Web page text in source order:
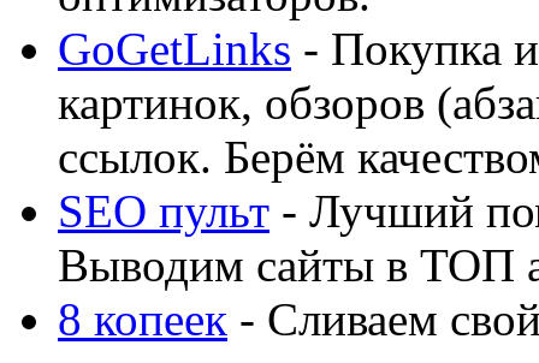
GoGetLinks - Покупка
картинок, обзоров
ссылок. Берём
SEO пульт - Лучший
Выводим сайты в ТОП
8 копеек - Сливаем